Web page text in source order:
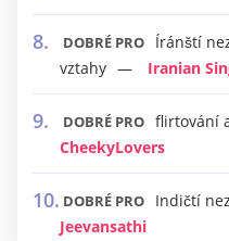
DOBRÉ PRO
Íránští
vztahy
Iranian
DOBRÉ PRO flirtování
CheekyLovers
DOBRÉ PRO
Indičtí
Jeevansathi